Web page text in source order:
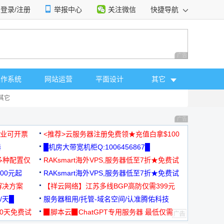
登录/注册 举报中心 关注微信 快捷导航
广告 商业广告，理
系统 网站运营 平面设计 其它
它
广告 商业广告，理
可开票
<推荐>云服务器注册免费领★充值白拿$100
█机房大带宽机柜Q:1006456867█
种配置仅
RAKsmart海外VPS,服务器低至7折★免费试
用★
元起
RAKsmart海外VPS,服务器低至7折★免费试
用★
决方案
【祥云网络】江苏多线BGP高防仅需399元
█
服务器租用/托管-域名空间/认准腾佑科技
免费试
▉脚本云▉ChatGPT专用服务器 最低仅需